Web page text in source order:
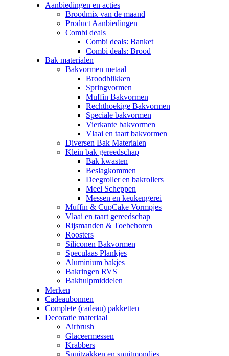
Aanbiedingen en acties
Broodmix van de maand
Product Aanbiedingen
Combi deals
Combi deals: Banket
Combi deals: Brood
Bak materialen
Bakvormen metaal
Broodblikken
Springvormen
Muffin Bakvormen
Rechthoekige Bakvormen
Speciale bakvormen
Vierkante bakvormen
Vlaai en taart bakvormen
Diversen Bak Materialen
Klein bak gereedschap
Bak kwasten
Beslagkommen
Deegroller en bakrollers
Meel Scheppen
Messen en keukengerei
Muffin & CupCake Vormpjes
Vlaai en taart gereedschap
Rijsmanden & Toebehoren
Roosters
Siliconen Bakvormen
Speculaas Plankjes
Aluminium bakjes
Bakringen RVS
Bakhulpmiddelen
Merken
Cadeaubonnen
Complete (cadeau) pakketten
Decoratie materiaal
Airbrush
Glaceermessen
Krabbers